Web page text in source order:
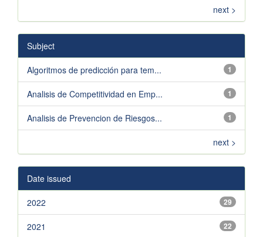
next >
Subject
1
Algoritmos de predicción para tem...
1
Analisis de Competitividad en Emp...
1
Analisis de Prevencion de Riesgos...
next >
Date issued
29
2022
22
2021